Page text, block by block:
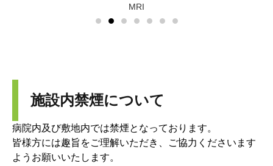
MRI
施設内禁煙について
病院内及び敷地内では禁煙となっております。
皆様方には趣旨をご理解いただき、ご協力くださいます
ようお願いいたします。